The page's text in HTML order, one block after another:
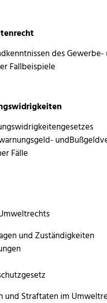
des
Fallbeispiele
Fälle
und Zuständigkeiten
und Straftaten im